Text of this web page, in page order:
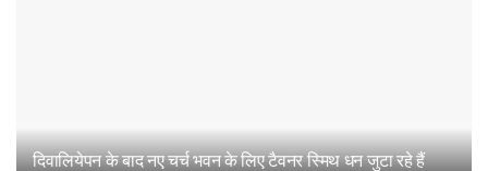
दिवालियेपन के बाद नए चर्च भवन के लिए टैवनर स्मिथ धन जुटा रहे हैं